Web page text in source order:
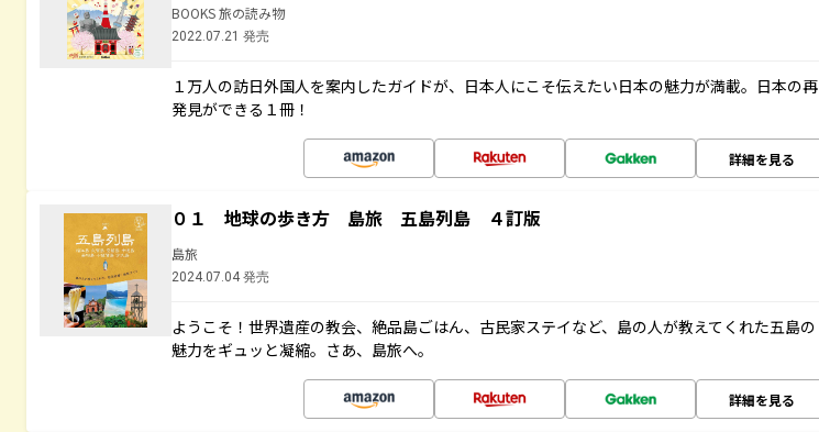
BOOKS 旅の読み物
2022.07.21 発売
１万人の訪日外国人を案内したガイドが、日本人にこそ伝えたい日本の魅力が満載。日本の再
発見ができる１冊！
詳細を見る
０１ 地球の歩き方 島旅 五島列島 ４訂版
島旅
2024.07.04 発売
ようこそ！世界遺産の教会、絶品島ごはん、古民家ステイなど、島の人が教えてくれた五島の
魅力をギュッと凝縮。さあ、島旅へ。
詳細を見る